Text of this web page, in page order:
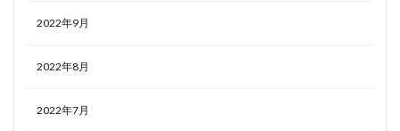
2022年9月
2022年8月
2022年7月